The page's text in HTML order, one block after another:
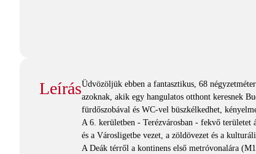
LeírásÜdvözöljük ebben a fantasztikus, 68
azoknak, akik egy hangulatos otthont keresnek
fürdőszobával és WC-vel büszkélkedhet,
A 6. kerületben - Terézvárosban - fekvő területet
és a Városligetbe vezet, a zöldövezet és a
A Deák térről a kontinens első metróvonalára